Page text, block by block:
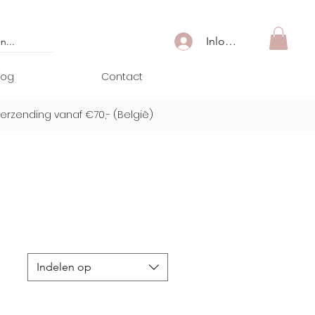
Inloggen
Contact
vanaf €70,- (België)
Indelen op